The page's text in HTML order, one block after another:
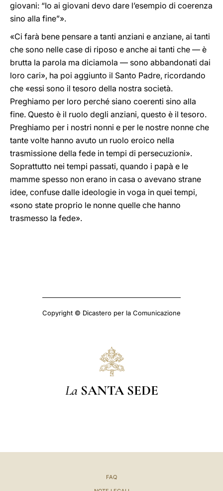
giovani: “Io ai giovani devo dare l’esempio di coerenza
sino alla fine”».
«Ci farà bene pensare a tanti anziani e anziane, ai tanti
che sono nelle case di riposo e anche ai tanti che — è
brutta la parola ma diciamola — sono abbandonati dai
loro cari», ha poi aggiunto il Santo Padre, ricordando
che «essi sono il tesoro della nostra società.
Preghiamo per loro perché siano coerenti sino alla
fine. Questo è il ruolo degli anziani, questo è il tesoro.
Preghiamo per i nostri nonni e per le nostre nonne che
tante volte hanno avuto un ruolo eroico nella
trasmissione della fede in tempi di persecuzioni».
Soprattutto nei tempi passati, quando i papà e le
mamme spesso non erano in casa o avevano strane
idee, confuse dalle ideologie in voga in quei tempi,
«sono state proprio le nonne quelle che hanno
trasmesso la fede».
Copyright © Dicastero per la Comunicazione
La SANTA SEDE
FAQ